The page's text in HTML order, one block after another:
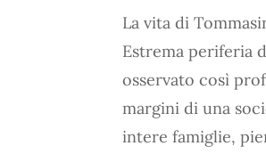
La vita di
Estrema periferia
osservato così
margini di una
intere famiglie,